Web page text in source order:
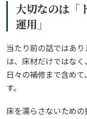
大切なのは「
運用」
当たり前の話ではあ
は、床材だけではな
日々の補修まで含め
す。
床を濡らさないため